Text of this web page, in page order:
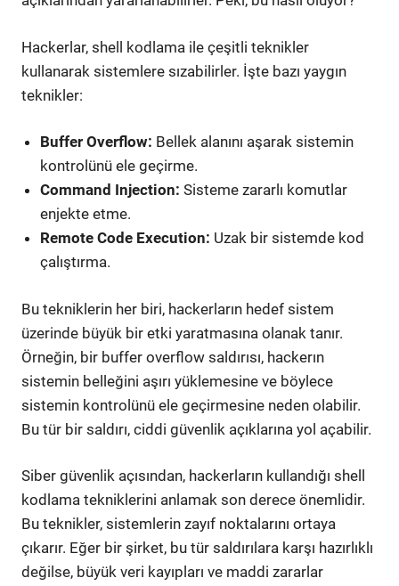
Hackerlar, shell kodlama ile çeşitli teknikler
kullanarak sistemlere sızabilirler. İşte bazı yaygın
teknikler:
Buffer Overflow: Bellek alanını aşarak sistemin
kontrolünü ele geçirme.
Command Injection: Sisteme zararlı komutlar
enjekte etme.
Remote Code Execution: Uzak bir sistemde kod
çalıştırma.
Bu tekniklerin her biri, hackerların hedef sistem
üzerinde büyük bir etki yaratmasına olanak tanır.
Örneğin, bir buffer overflow saldırısı, hackerın
sistemin belleğini aşırı yüklemesine ve böylece
sistemin kontrolünü ele geçirmesine neden olabilir.
Bu tür bir saldırı, ciddi güvenlik açıklarına yol açabilir.
Siber güvenlik açısından, hackerların kullandığı shell
kodlama tekniklerini anlamak son derece önemlidir.
Bu teknikler, sistemlerin zayıf noktalarını ortaya
çıkarır. Eğer bir şirket, bu tür saldırılara karşı hazırlıklı
değilse, büyük veri kayıpları ve maddi zararlar